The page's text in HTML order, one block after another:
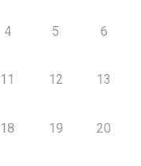
4 5 6
11 12 13
18 19 20